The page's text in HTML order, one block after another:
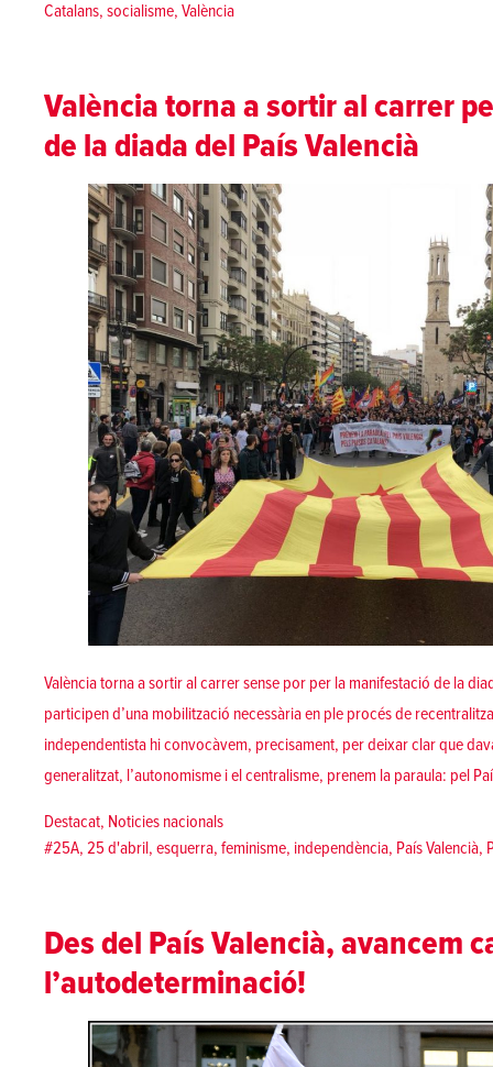
Catalans, socialisme, València
València torna a sortir al carrer
de la diada del País Valencià
València torna a sortir al carrer sense por per la manifestació de la
participen d’una mobilització necessària en ple procés de
independentista hi convocàvem, precisament, per deixar clar que
generalitzat, l’autonomisme i el centralisme, prenem la paraula: pel
Posted in
Destacat, Noticies nacionals
Tags:
#25A, 25 d'abril, esquerra, feminisme, independència, País Valencià,
Des del País Valencià, avancem
l’autodeterminació!